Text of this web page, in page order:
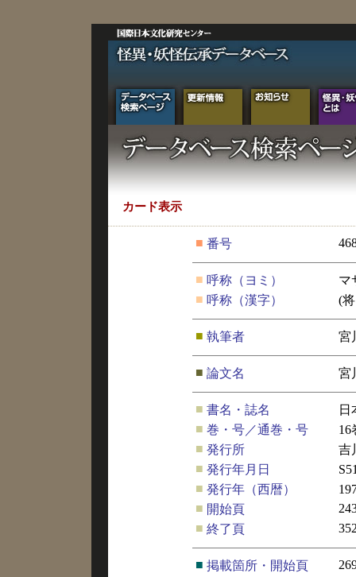
カード表示
■ 番号
■ 呼称（ヨミ）
マ
■ 呼称（漢字） (
■ 執筆者 宮
■ 論文名 宮
■ 書名・誌名
日
■ 巻・号／通巻・号
16
■ 発行所
吉
■ 発行年月日
■ 発行年（西暦）
■ 開始頁
■ 終了頁
■ 掲載箇所・開始頁